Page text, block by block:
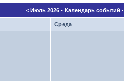
< Июль 2026 · Календарь событий ·
Среда